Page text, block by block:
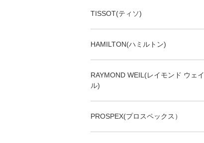
TISSOT(ティソ)
HAMILTON(ハミルトン)
RAYMOND WEIL(レイモンド ウェイ
ル)
PROSPEX(プロスペックス）